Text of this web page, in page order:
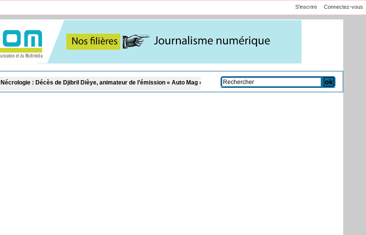
Connectez-vous
S'inscrire
de Djibril Dièye, animateur de l’émission « Auto Mag » sur la TFM Affaire Pape Cheikh Diallo et Cie : le Parquet fait appel